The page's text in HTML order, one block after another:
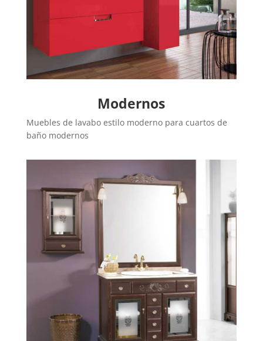
Modernos
Muebles de lavabo estilo moderno para cuartos de
baño modernos